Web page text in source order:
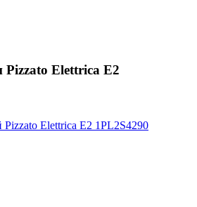
Elettrica E2